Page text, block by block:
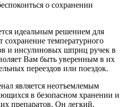
о сохранении
идеальным решением для
сохранение температурного
и инсулиновых шприц ручек в
Вам быть уверенным в их
переездов или поездок.
является неотъемлемым
в безопасном хранении и
препаратов. Он легкий,